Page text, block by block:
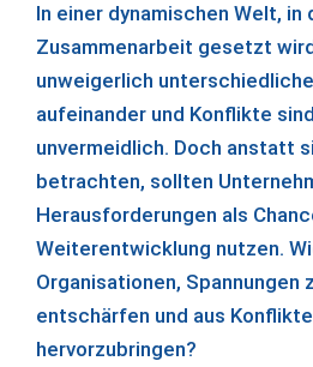
In einer dynamischen Welt, in
Zusammenarbeit gesetzt
unweigerlich
aufeinander und Konflikte
unvermeidlich. Doch anstatt
betrachten, sollten
Herausforderungen als
Weiterentwicklung nutzen.
Organisationen,
entschärfen und aus
hervorzubringen?